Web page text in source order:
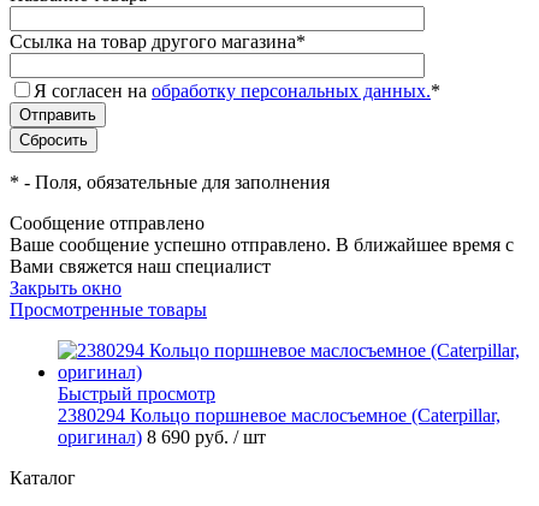
Ссылка на товар другого магазина*
Я согласен на обработку персональных данных.*
* - Поля, обязательные для заполнения
Сообщение отправлено
Ваше сообщение успешно отправлено. В ближайшее время с
Вами свяжется наш специалист
Закрыть окно
Просмотренные товары
Быстрый просмотр
2380294 Кольцо поршневое маслосъемное (Caterpillar,
оригинал) 8 690 руб. / шт
Каталог